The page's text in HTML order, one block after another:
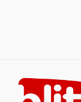
content